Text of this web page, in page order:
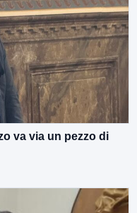
va via un pezzo di